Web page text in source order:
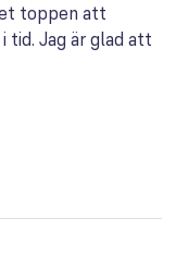
toppen att
Jag är glad att